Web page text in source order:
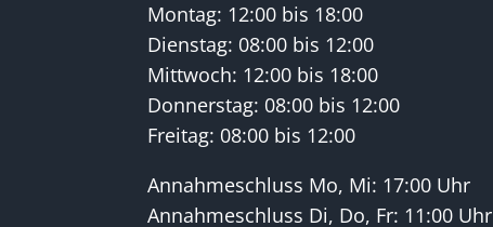
Montag: 12:00 bis 18:00
Dienstag: 08:00 bis 12:00
Mittwoch: 12:00 bis 18:00
Donnerstag: 08:00 bis 12:00
Freitag: 08:00 bis 12:00
Annahmeschluss Mo, Mi: 17:00 Uhr
Annahmeschluss Di, Do, Fr: 11:00 Uhr